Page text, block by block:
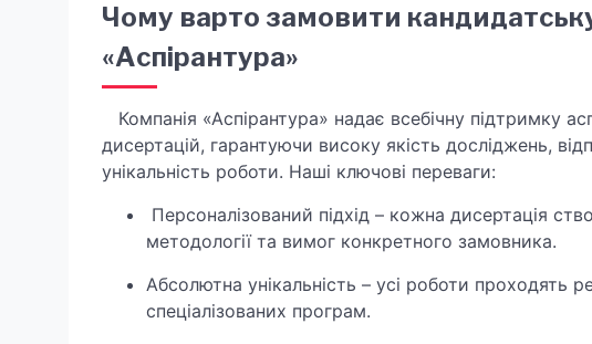
Чому варто замовити
«Аспірантура»
Компанія «Аспірантура» надає всебічну підтримку
дисертацій, гарантуючи високу якість досліджень,
унікальність роботи. Наші ключові переваги:
Персоналізований підхід – кожна дисертація
методології та вимог конкретного замовника.
Абсолютна унікальність – усі роботи проходять
спеціалізованих програм.